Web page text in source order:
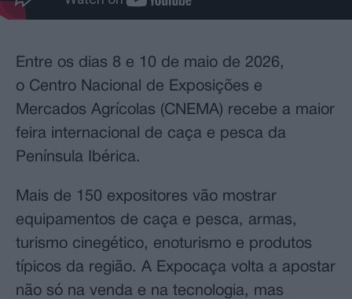
Entre os dias 8 e 10 de maio de 2026,
o Centro Nacional de Exposições e
Mercados Agrícolas (CNEMA) recebe a maior
feira internacional de caça e pesca da
Península Ibérica.
Mais de 150 expositores vão mostrar
equipamentos de caça e pesca, armas,
turismo cinegético, enoturismo e produtos
típicos da região. A Expocaça volta a apostar
não só na venda e na tecnologia, mas